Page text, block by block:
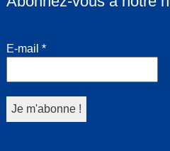
E-mail *